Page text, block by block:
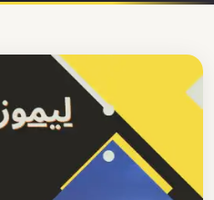
اتصل بنا
EN
مطار
برج
العرب
القاهرة